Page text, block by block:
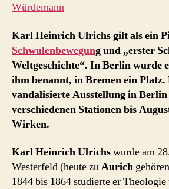
Würdemann
Karl Heinrich Ulrichs gilt als ein
Schwulenbewegung und „erster
Weltgeschichte“. In Berlin wurde
ihm benannt, in Bremen ein
vandalisierte Ausstellung in
verschiedenen Stationen bis
Wirken.
Karl Heinrich Ulrichswurde am
Westerfeld (heute zuAurich
1844 bis 1864 studierte er